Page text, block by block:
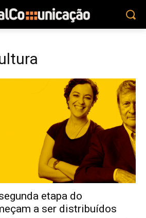
etapa do
a ser distribuídos